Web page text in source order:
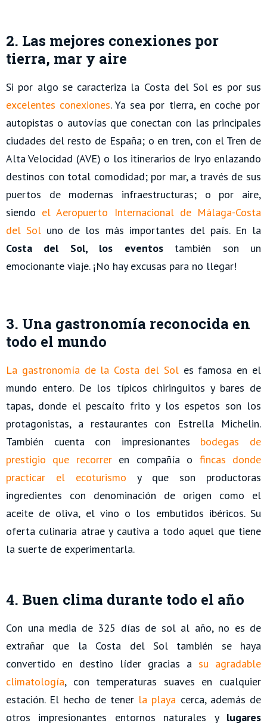
2. Las mejores conexiones por
tierra, mar y aire
Si por algo se caracteriza la Costa del Sol es por sus
excelentes conexiones. Ya sea por tierra, en coche por
autopistas o autovías que conectan con las principales
ciudades del resto de España; o en tren, con el Tren de
Alta Velocidad (AVE) o los itinerarios de Iryo enlazando
destinos con total comodidad; por mar, a través de sus
puertos de modernas infraestructuras; o por aire,
siendo el Aeropuerto Internacional de Málaga-Costa
del Sol uno de los más importantes del país. En la
Costa del Sol, los eventostambién son un
emocionante viaje. ¡No hay excusas para no llegar!
3. Una gastronomía reconocida en
todo el mundo
La gastronomía de la Costa del Soles famosa en el
mundo entero. De los típicos chiringuitos y bares de
tapas, donde el pescaíto frito y los espetos son los
protagonistas, a restaurantes con Estrella Michelin.
También cuenta con impresionantes bodegas de
prestigio que recorreren compañía o fincas donde
practicar el ecoturismo y que son productoras
ingredientes con denominación de origen como el
aceite de oliva, el vino o los embutidos ibéricos. Su
oferta culinaria atrae y cautiva a todo aquel que tiene
la suerte de experimentarla.
4. Buen clima durante todo el año
Con una media de 325 días de sol al año, no es de
extrañar que la Costa del Sol también se haya
convertido en destino líder gracias a su agradable
climatología, con temperaturas suaves en cualquier
estación. El hecho de tenerla playa cerca, además de
otros impresionantes entornos naturales y lugares